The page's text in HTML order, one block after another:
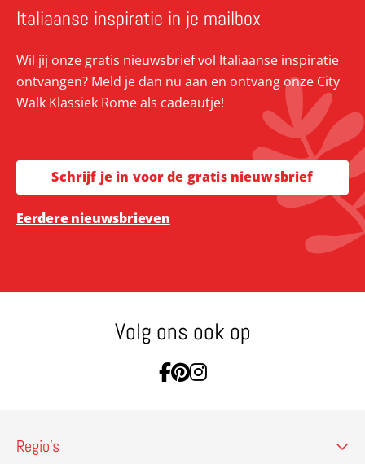
Italiaanse inspiratie in je mailbox
Wil jij onze gratis nieuwsbrief vol Italiaanse inspiratie
ontvangen? Meld je dan nu aan en ontvang onze City
Walk Klassiek Rome als cadeautje!
Schrijf je in voor de gratis nieuwsbrief
Eerdere nieuwsbrieven
Volg ons ook op
Ga naar Facebook
Ga naar Pinterest
Ga naar Instagram
Regio’s